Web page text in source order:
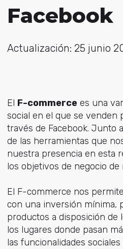
Facebook
Actualización: 25 junio
El F-commercees una
social en el que se venden
través de Facebook. Junto a
de las herramientas que
nuestra presencia en esta
los objetivos de negocio
El F-commerce nos
con una inversión mínima,
productos a disposición de
los lugares donde pasan
las funcionalidades